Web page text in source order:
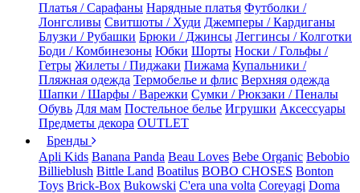
Платья / Сарафаны Нарядные платья Футболки /
Лонгсливы Свитшоты / Худи Джемперы / Кардиганы
Блузки / Рубашки Брюки / Джинсы Леггинсы / Колготки
Боди / Комбинезоны Юбки Шорты Носки / Гольфы /
Гетры Жилеты / Пиджаки Пижама Купальники /
Пляжная одежда Термобелье и флис Верхняя одежда
Шапки / Шарфы / Варежки Сумки / Рюкзаки / Пеналы
Обувь Для мам Постельное белье Игрушки Аксессуары
Предметы декора OUTLET
Бренды
Apli Kids Banana Panda Beau Loves Bebe Organic Bebobio
Billieblush Bittle Land Boatilus BOBO CHOSES Bonton
Toys Brick-Box Bukowski C'era una volta Coreyagi Doma